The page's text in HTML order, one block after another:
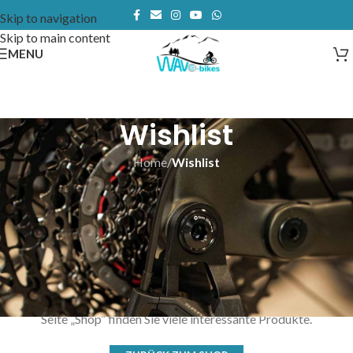
Skip to navigation
Skip to main content
MENU
Wishlist
Home/Wishlist
Diese Wunschliste ist leer.
Sie haben noch keine Produkte auf Ihrer Wunschliste. Auf unserer
Seite „Shop“ finden Sie viele interessante Produkte.